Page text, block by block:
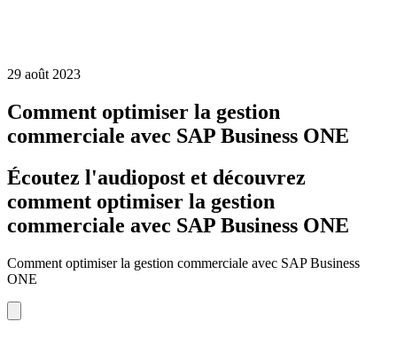
29 août 2023
Comment optimiser la gestion
commerciale avec SAP Business ONE
Écoutez l'audiopost et découvrez
comment optimiser la gestion
commerciale avec SAP Business ONE
Comment optimiser la gestion commerciale avec SAP Business
ONE